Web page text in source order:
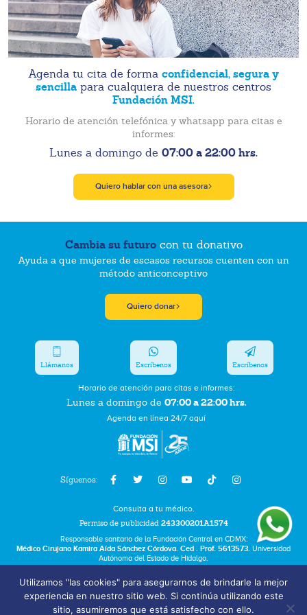
Agenda tu cita de forma confidencial, segura y
sencilla para cualquiera de nuestros centros
Fundación MSI.
Horario de atención telefónica y whatsapp para citas e
informes:
Lunes a domingo de 07:00 a 22:00 hrs.
Quiero hablar con una asesora
Cambia su futurocon tu donativo
Ayuda a que mujeres de escasos recursos cuenten con un
método anticonceptivo
Quiero donar
Síguenos:
Horario de atención para citas e informes:
Lunes a domingo de 07:00 a 22:00 hrs.
Agenda en línea 24/7 aquí
Llámanos Escríbenos Escríbenos
Consulta a tu médico.
Permiso de publicidad 243300201A1574
Responsable sanitario de la Fundación Central en CDMX:
Médico Cirujano Kamira Aída Sánchez Córdova. Ced . Prof. 5613573. Universidad
Autónoma del Estado de Hidalgo.
Términos y Condiciones
Bolsa de Trabajo
Utilizamos "las cookies" para asegurarnos de brindarle la mejor
experiencia en nuestro sitio web. Si continúa utilizando este
sitio, asumiremos que está satisfecho con ello.